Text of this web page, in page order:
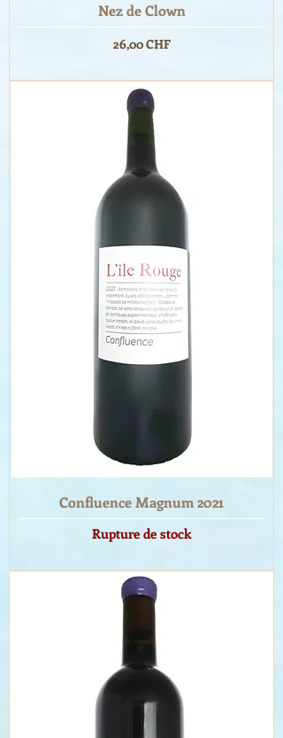
Nez de Clown
Prix
26,00 CHF
Confluence Magnum 2021
Rupture de stock